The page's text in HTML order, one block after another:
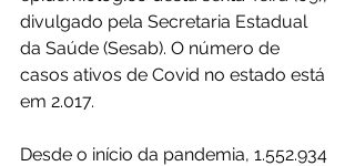
divulgado pela Secretaria Estadual
da Saúde (Sesab). O número de
casos ativos de Covid no estado está
em 2.017.
Desde o início da pandemia, 1.552.934